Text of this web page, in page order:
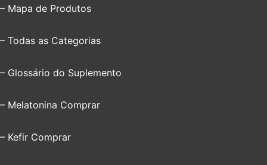
– Mapa de Produtos
– Todas as Categorias
– Glossário do Suplemento
– Melatonina Comprar
– Kefir Comprar